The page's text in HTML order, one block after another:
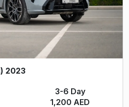
2023
3-6 Day
1,200 AED